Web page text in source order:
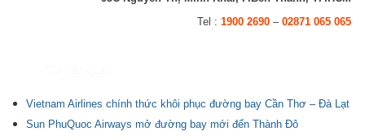
Tel : 1900 2690– 02871 065 065
Vietnam Airlines chính thức khôi phục đường bay Cần Thơ – Đà Lạt
Sun PhuQuoc Airways mở đường bay mới đến Thành Đô